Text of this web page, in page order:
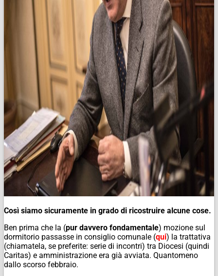
Così siamo sicuramente in grado di ricostruire alcune cose.
Ben prima che la (pur davvero fondamentale) mozione sul
dormitorio passasse in consiglio comunale (qui) la trattativa
(chiamatela, se preferite: serie di incontri) tra Diocesi (quindi
Caritas) e amministrazione era già avviata. Quantomeno
dallo scorso febbraio.